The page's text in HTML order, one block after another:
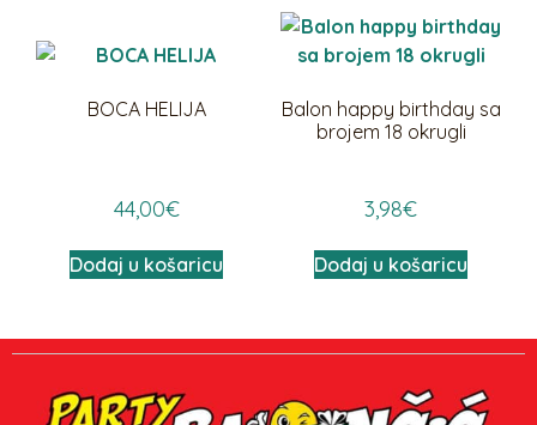
BOCA HELIJA
44,00€
Dodaj u košaricu
Balon happy birthday sa
brojem 18 okrugli
3,98€
Dodaj u košaricu